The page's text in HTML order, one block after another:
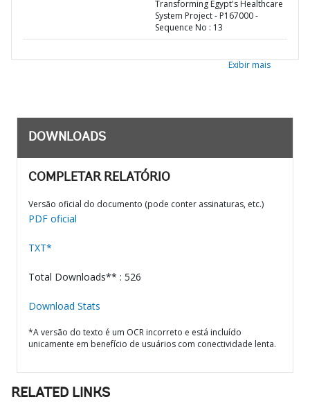
Transforming Egypt's Healthcare
System Project - P167000 -
Sequence No : 13
Exibir mais
DOWNLOADS
COMPLETAR RELATÓRIO
Versão oficial do documento (pode conter assinaturas, etc.)
PDF oficial
TXT*
Total Downloads** : 526
Download Stats
*A versão do texto é um OCR incorreto e está incluído
unicamente em benefício de usuários com conectividade lenta.
RELATED LINKS